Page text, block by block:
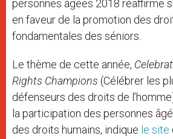
personnes âgées 2018 réaffirme
en faveur de la promotion des
fondamentales des séniors.
Le thème de cette année,
Rights Champions (Célébrer les
défenseurs des droits de
la participation des personnes
des droits humains, indique le site